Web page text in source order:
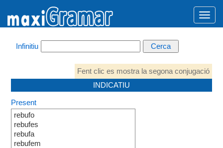
Infinitiu
Fent clic es mostra la segona conjugació
INDICATIU
Present
rebufo
rebufes
rebufa
rebufem